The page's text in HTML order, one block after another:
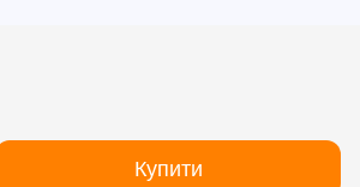
Купити